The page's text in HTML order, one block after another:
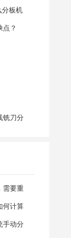
分板机
点？
铣刀分
需要重
术参
何计算
手动分